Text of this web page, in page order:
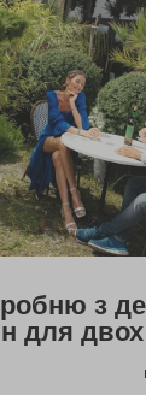
з
для двох